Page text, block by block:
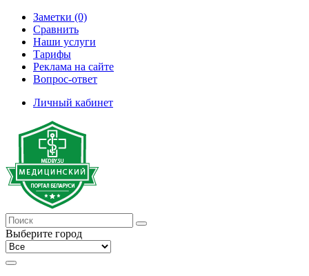
Заметки (0)
Сравнить
Наши услуги
Тарифы
Реклама на сайте
Вопрос-ответ
Личный кабинет
Выберите город